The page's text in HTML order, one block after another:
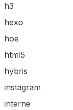
h3
hexo
hoe
html5
hybris
instagram
interne